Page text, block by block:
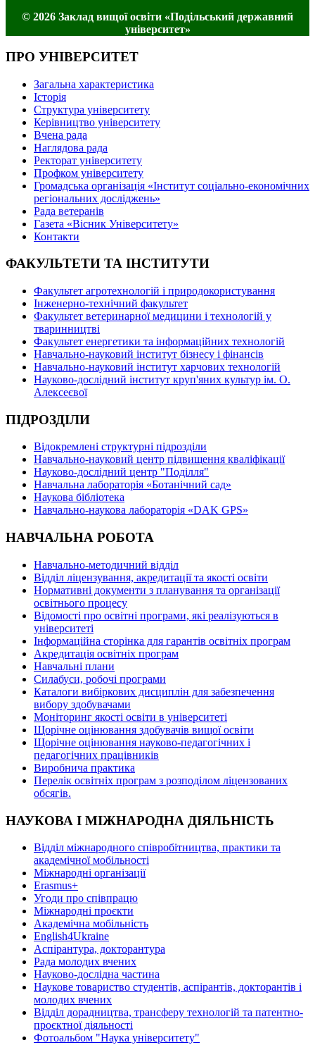
© 2026 Заклад вищої освіти «Подільський державний
університет»
ПРО УНІВЕРСИТЕТ
Загальна характеристика
Історія
Структура університету
Керівництво університету
Вчена рада
Наглядова рада
Ректорат університету
Профком університету
Громадська організація «Інститут соціально-економічних
регіональних досліджень»
Рада ветеранів
Газета «Вісник Університету»
Контакти
ФАКУЛЬТЕТИ ТА ІНСТИТУТИ
Факультет агротехнологій і природокористування
Інженерно-технічний факультет
Факультет ветеринарної медицини і технологій у
тваринництві
Факультет енергетики та інформаційних технологій
Навчально-науковий інститут бізнесу і фінансів
Навчально-науковий інститут харчових технологій
Науково-дослідний інститут круп'яних культур ім. О.
Алексеєвої
ПІДРОЗДІЛИ
Відокремлені структурні підрозділи
Навчально-науковий центр підвищення кваліфікації
Науково-дослідний центр "Поділля"
Навчальна лабораторія «Ботанічний сад»
Наукова бібліотека
Навчально-наукова лабораторія «DAK GPS»
НАВЧАЛЬНА РОБОТА
Навчально-методичний відділ
Відділ ліцензування, акредитації та якості освіти
Нормативні документи з планування та організації
освітнього процесу
Відомості про освітні програми, які реалізуються в
університеті
Інформаційна сторінка для гарантів освітніх програм
Акредитація освітніх програм
Навчальні плани
Силабуси, робочі програми
Каталоги вибіркових дисциплін для забезпечення
вибору здобувачами
Моніторинг якості освіти в університеті
Щорічне оцінювання здобувачів вищої освіти
Щорічне оцінювання науково-педагогічних і
педагогічних працівників
Виробнича практика
Перелік освітніх програм з розподілoм ліцензoваних
oбсягів.
НАУКОВА І МІЖНАРОДНА ДІЯЛЬНІСТЬ
Відділ міжнародного співробітництва, практики та
академічної мобільності
Міжнародні організації
Erasmus+
Угоди про співпрацю
Міжнародні проєкти
Академічна мобільність
English4Ukraine
Аспірантура, докторантура
Рада молодих вчених
Науково-дослідна частина
Наукове товариство студентів, аспірантів, докторантів і
молодих вчених
Відділ дорадництва, трансферу технологій та патентно-
проєктної діяльності
Фотоальбом "Наука університету"